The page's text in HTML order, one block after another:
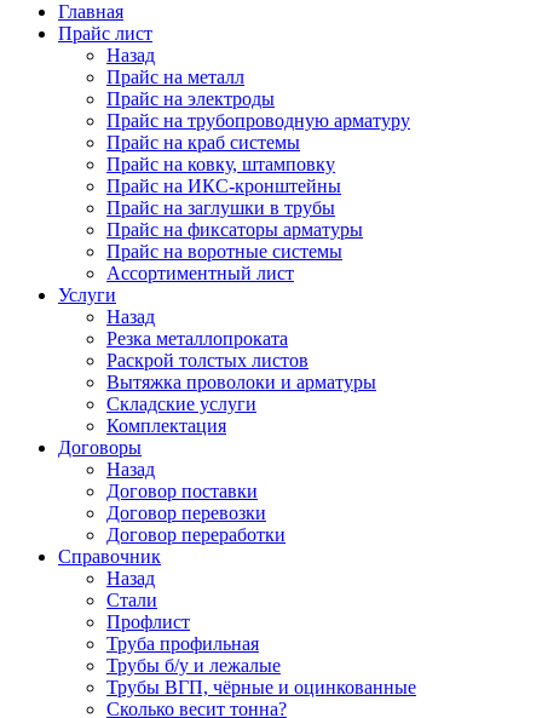
Главная
Прайс лист
Назад
Прайс на металл
Прайс на электроды
Прайс на трубопроводную арматуру
Прайс на краб системы
Прайс на ковку, штамповку
Прайс на ИКС-кронштейны
Прайс на заглушки в трубы
Прайс на фиксаторы арматуры
Прайс на воротные системы
Ассортиментный лист
Услуги
Назад
Резка металлопроката
Раскрой толстых листов
Вытяжка проволоки и арматуры
Складские услуги
Комплектация
Договоры
Назад
Договор поставки
Договор перевозки
Договор переработки
Справочник
Назад
Стали
Профлист
Труба профильная
Трубы б/у и лежалые
Трубы ВГП, чёрные и оцинкованные
Сколько весит тонна?